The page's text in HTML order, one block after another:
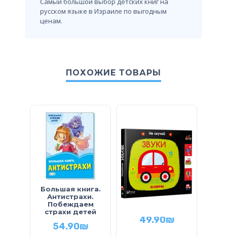
русском языке в Израиле по выгодным
ценам.
ПОХОЖИЕ ТОВАРЫ
Большая книга.
Антистрахи.
Побеждаем
страхи детей
54.90₪
Книга-картонка.
Звуки. Машины
49.90₪